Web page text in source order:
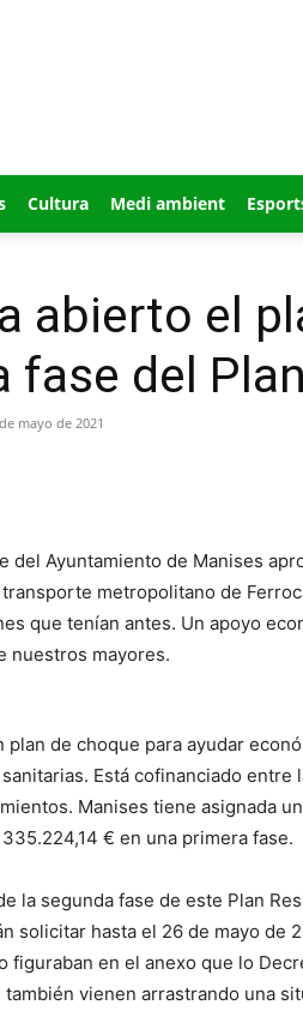
Cultura Medi ambient
abierto el
fase del
mayo de 2021
plan de choque para ayudar
Está cofinanciado entre
Manises tiene asignada
€ en una primera fase.
la segunda fase de este Plan
solicitar hasta el 26 de mayo de
figuraban en el anexo que lo
vienen arrastrando una